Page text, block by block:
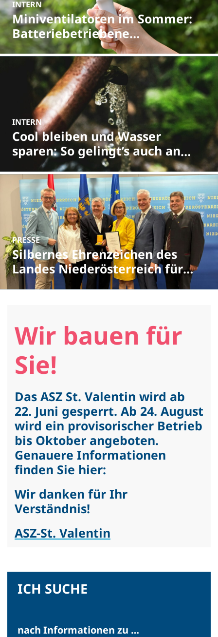
INTERN
Miniventilatoren im Sommer:
Batteriebetriebene
Ventilatoren richtig entsorgen
INTERN
Cool bleiben und Wasser
sparen: So gelingt’s auch an
heißen Tagen
PRESSE
Silbernes Ehrenzeichen des
Landes Niederösterreich für
Wolfgang Lindorfer
PRESSE
10 Jahre Vorreiterrolle im
Gemeinden ausgezeichnet
INTERN
aus Altstoffzentrum wird
Wertstoffzentrum
Zu allen Beiträgen
Wir bauen für
Sie!
Das ASZ St. Valentin wird ab
22. Juni gesperrt. Ab 24. August
wird ein provisorischer Betrieb
bis Oktober angeboten.
Genauere Informationen
finden Sie hier:
Wir danken für Ihr
Verständnis!
ASZ-St. Valentin
ICH SUCHE
nach Informationen zu …